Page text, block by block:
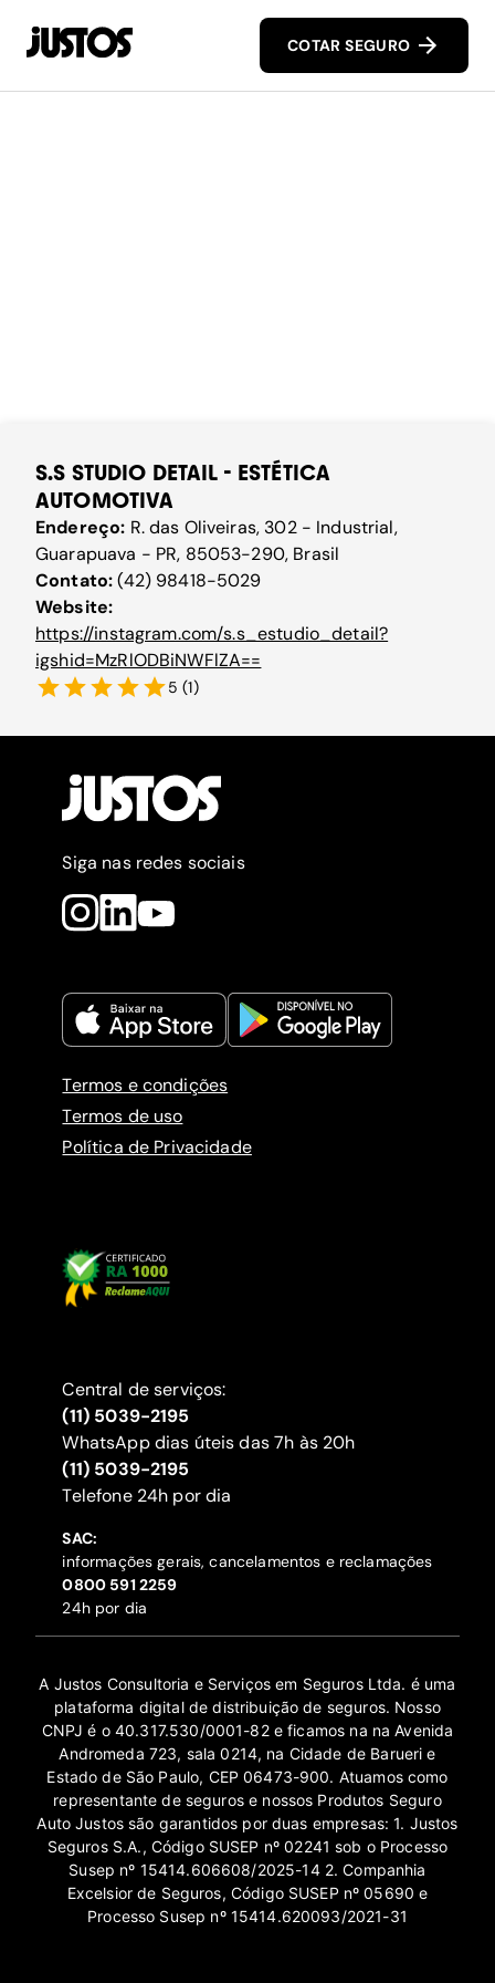
COTAR SEGURO
S.S STUDIO DETAIL - ESTÉTICA
AUTOMOTIVA
Endereço: R. das Oliveiras, 302 - Industrial,
Guarapuava - PR, 85053-290, Brasil
Contato:(42) 98418-5029
Website:
https://instagram.com/s.s_estudio_detail?
igshid=MzRlODBiNWFlZA==
5 (1)
Siga nas redes sociais
Termos e condições
Termos de uso
Política de Privacidade
Central de serviços:
(11) 5039-2195
WhatsApp dias úteis das 7h às 20h
(11) 5039-2195
‍Telefone 24h por dia
SAC:
informações gerais, cancelamentos e reclamações
‍0800 591 2259
24h por dia
A Justos Consultoria e Serviços em Seguros Ltda. é uma
plataforma digital de distribuição de seguros. Nosso
CNPJ é o 40.317.530/0001-82 e ficamos na na Avenida
Andromeda 723, sala 0214, na Cidade de Barueri e
Estado de São Paulo, CEP 06473-900. Atuamos como
representante de seguros e nossos Produtos Seguro
Auto Justos são garantidos por duas empresas: 1. Justos
Seguros S.A., Código SUSEP nº 02241 sob o Processo
Susep nº 15414.606608/2025-14 2. Companhia
Excelsior de Seguros, Código SUSEP nº 05690 e
Processo Susep nº 15414.620093/2021-31